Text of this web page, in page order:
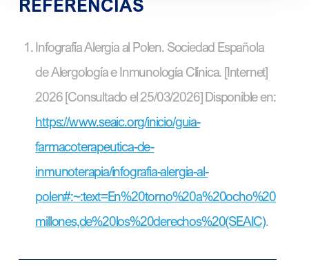
REFERENCIAS
Infografía Alergia al Polen. Sociedad Española
de Alergología e Inmunología Clínica. [Internet]
2026 [Consultado el 25/03/2026] Disponible en:
https://www.seaic.org/inicio/guia-
farmacoterapeutica-de-
inmunoterapia/infografia-alergia-al-
polen#:~:text=En%20torno%20a%20ocho%20
millones,de%20los%20derechos%20(SEAIC).